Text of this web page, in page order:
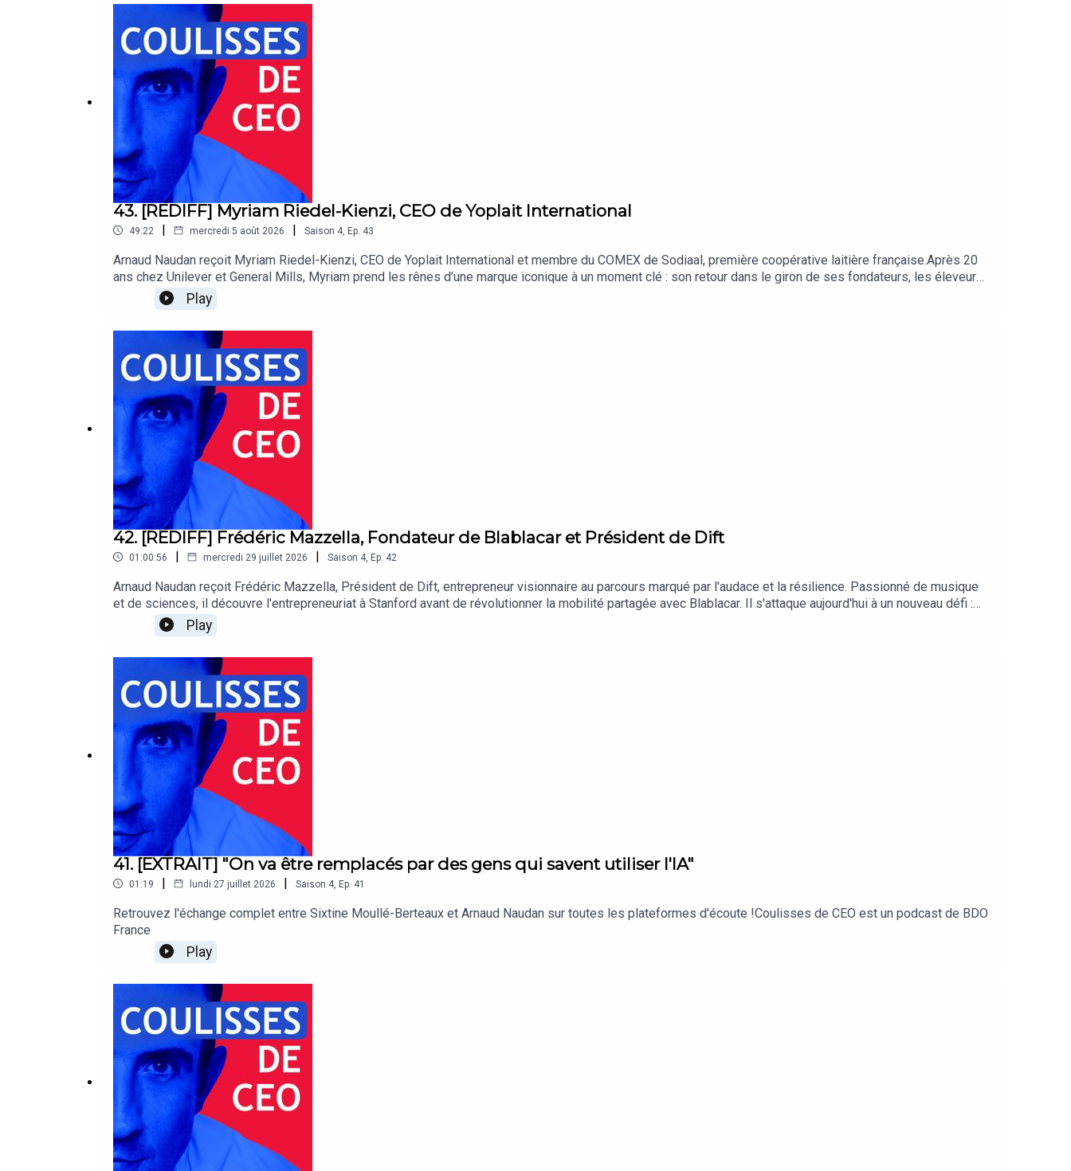
43. [REDIFF] Myriam Riedel-Kienzi, CEO de Yoplait International
49:22 | mercredi 5 août 2026 | Saison 4, Ep. 43
Arnaud Naudan reçoit Myriam Riedel-Kienzi, CEO de Yoplait International et membre du COMEX de Sodiaal, première coopérative laitière française.Après 20
ans chez Unilever et General Mills, Myriam prend les rênes d’une marque iconique à un moment clé : son retour dans le giron de ses fondateurs, les éleveurs
laitiers français.Ensemble, ils reviennent sur son parcours, son lien personnel avec l’alimentaire, et sa vision d’un leadership au service du sens et de la
performance. Myriam partage les coulisses d’un modèle unique mêlant coopérative, filiales et franchise, les ambitions de croissance à l’international et les
podcast de BDO France.
Play
42. [REDIFF] Frédéric Mazzella, Fondateur de Blablacar et Président de Dift
01:00:56 | mercredi 29 juillet 2026 | Saison 4, Ep. 42
Arnaud Naudan reçoit Frédéric Mazzella, Président de Dift, entrepreneur visionnaire au parcours marqué par l'audace et la résilience. Passionné de musique
et de sciences, il découvre l'entrepreneuriat à Stanford avant de révolutionner la mobilité partagée avec Blablacar. Il s'attaque aujourd'hui à un nouveau défi :
repenser le mécénat d'entreprise avec Dift pour amplifier l'engagement sociétal.Ensemble, ils reviennent sur les coulisses de ses aventures
entrepreneuriales, les enjeux du financement associatif et sa vision d'un capitalisme plus humain. De son optimisme inébranlable à son regard sur
Play
41. [EXTRAIT] "On va être remplacés par des gens qui savent utiliser l'IA"
01:19 | lundi 27 juillet 2026 | Saison 4, Ep. 41
Retrouvez l'échange complet entre Sixtine Moullé-Berteaux et Arnaud Naudan sur toutes les plateformes d'écoute !Coulisses de CEO est un podcast de BDO
France
Play